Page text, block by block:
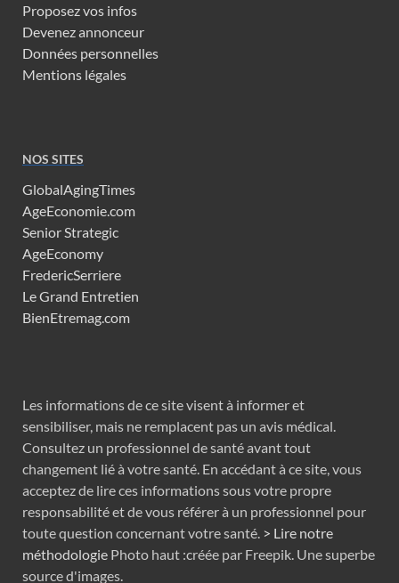
Proposez vos infos
Devenez annonceur
Données personnelles
Mentions légales
NOS SITES
GlobalAgingTimes
AgeEconomie.com
Senior Strategic
AgeEconomy
FredericSerriere
Le Grand Entretien
BienEtremag.com
Les informations de ce site visent à informer et
sensibiliser, mais ne remplacent pas un avis médical.
Consultez un professionnel de santé avant tout
changement lié à votre santé. En accédant à ce site, vous
acceptez de lire ces informations sous votre propre
responsabilité et de vous référer à un professionnel pour
toute question concernant votre santé. > Lire notre
méthodologie Photo haut :créée par Freepik. Une superbe
source d'images.